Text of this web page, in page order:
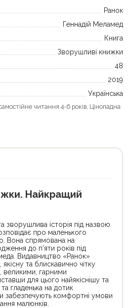
Ранок
Геннадій Меламед
Книга
Зворушливі книжки
48
2019
Українська
читання 4-6 років, Цінопадна
Найкращий
зворушлива історія під назвою
про маленького
Вона спрямована на
до п’яти років під
Видавництво «Ранок»
та блискавично чітку
великими, гарними
для цього найякіснішу та
гладенька на дотик
забезпечують комфортні умови
малюнків.